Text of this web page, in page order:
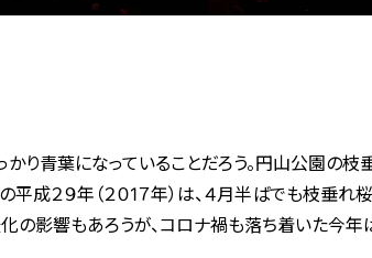
かり青葉になっていることだろう。円山公園の
平成２９年（２０1７年）は、４月半ばでも枝垂れ
の影響もあろうが、コロナ禍も落ち着いた今